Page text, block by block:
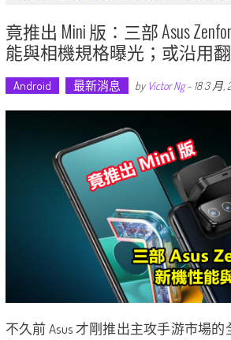
竟推出 Mini 版：三部 Asus
能與相機規格曝光；或沿用
Android 最新消息 by Victor Ng- 18 3 月,
不久前 Asus 才剛推出主攻手游市場的